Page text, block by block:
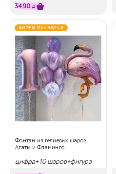
3490 ₽
ЦИФРЫ МЕНЯЮТСЯ
Фонтан из гелиевых шаров
Агаты и Фламинго
цифра+10 шаров+фигура